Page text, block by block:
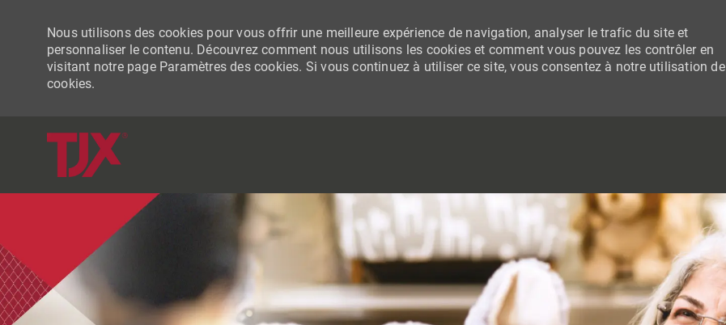
Nous utilisons des cookies pour vous offrir une meilleure expérience de navigation, analyser le trafic du site et
personnaliser le contenu. Découvrez comment nous utilisons les cookies et comment vous pouvez les contrôler en
visitant notre page Paramètres des cookies. Si vous continuez à utiliser ce site, vous consentez à notre utilisation de
cookies.